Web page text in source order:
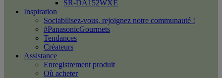
SR-DA152WXE
Inspiration
Sociabilisez-vous, rejoignez notre communauté !
#PanasonicGourmets
Tendances
Créateurs
Assistance
Enregistrement produit
Où acheter